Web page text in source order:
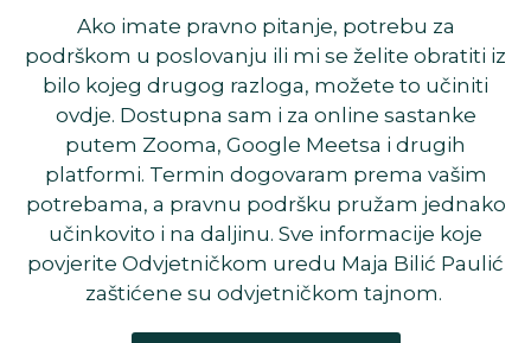
Ako imate pravno pitanje, potrebu za
podrškom u poslovanju ili mi se želite obratiti iz
bilo kojeg drugog razloga, možete to učiniti
ovdje. Dostupna sam i za online sastanke
putem Zooma, Google Meetsa i drugih
platformi. Termin dogovaram prema vašim
potrebama, a pravnu podršku pružam jednako
učinkovito i na daljinu. Sve informacije koje
povjerite Odvjetničkom uredu Maja Bilić Paulić
zaštićene su odvjetničkom tajnom.